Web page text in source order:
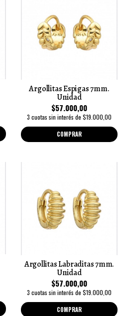
Argollitas Espigas 7mm.
Unidad
$57.000,00
3 cuotas sin interés de $19.000,00
COMPRAR
Argollitas Labraditas 7mm.
Unidad
$57.000,00
3 cuotas sin interés de $19.000,00
COMPRAR